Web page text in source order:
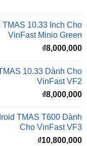
₫16,500,000.
TMAS 10.33 Inch Cho
VinFast Minio Green
₫8,000,000
10.33 Dành Cho
VinFast VF2
₫8,000,000
TMAS T600 Dành
Cho VinFast VF3
₫10,800,000